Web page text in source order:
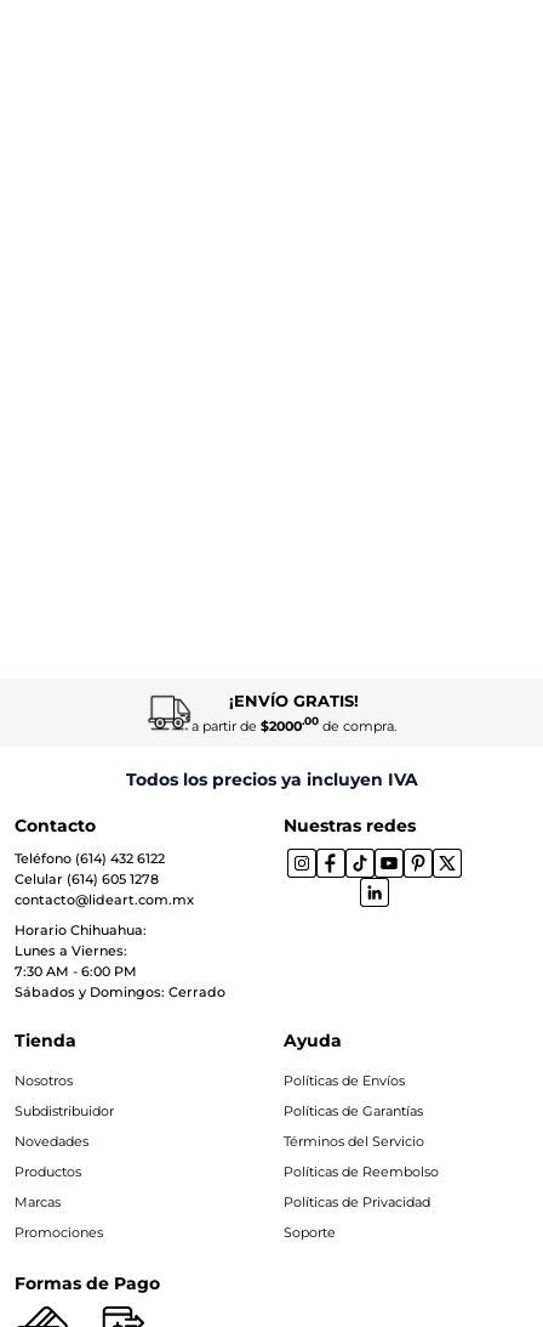
¡ENVÍO GRATIS!
a partir de $2000.00de compra.
Todos los precios ya incluyen IVA
Contacto
Teléfono (614) 432 6122
Celular (614) 605 1278
contacto@lideart.com.mx
Horario Chihuahua:
Lunes a Viernes:
7:30 AM - 6:00 PM
Sábados y Domingos: Cerrado
Nuestras redes
Tienda
Nosotros
Subdistribuidor
Novedades
Productos
Marcas
Promociones
Ayuda
Políticas de Envíos
Políticas de Garantías
Términos del Servicio
Políticas de Reembolso
Políticas de Privacidad
Soporte
Formas de Pago